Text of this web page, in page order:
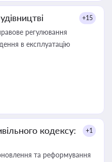
+15
регулювання
в експлуатацію
кодексу:
+1
та реформування